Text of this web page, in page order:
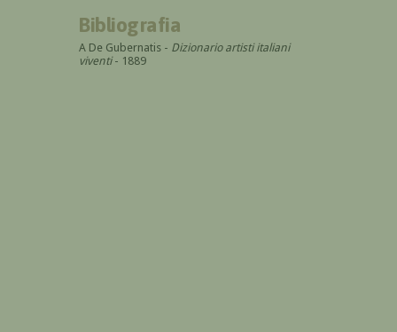
Bibliografia
A De Gubernatis - Dizionario artisti italiani
viventi- 1889